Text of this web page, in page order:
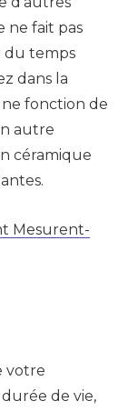
ne fait pas
du temps
dans la
fonction de
autre
céramique
Mesurent-
votre
de vie,